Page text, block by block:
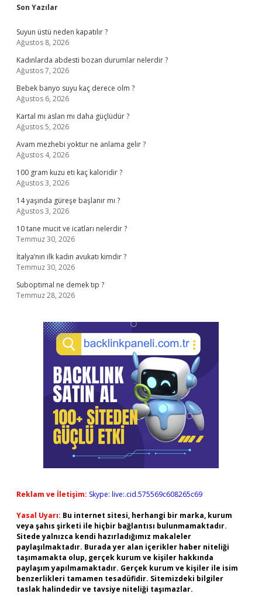
Sidebar
Son Yazılar
Suyun üstü neden kapatılır ?
Ağustos 8, 2026
Kadınlarda abdesti bozan durumlar nelerdir ?
Ağustos 7, 2026
Bebek banyo suyu kaç derece olm ?
Ağustos 6, 2026
Kartal mı aslan mı daha güçlüdür ?
Ağustos 5, 2026
Avam mezhebi yoktur ne anlama gelir ?
Ağustos 4, 2026
100 gram kuzu eti kaç kaloridir ?
Ağustos 3, 2026
14 yaşında güreşe başlanır mı ?
Ağustos 3, 2026
10 tane mucit ve icatları nelerdir ?
Temmuz 30, 2026
İtalya’nın ilk kadın avukatı kimdir ?
Temmuz 30, 2026
Suboptimal ne demek tıp ?
Temmuz 28, 2026
Reklam ve İletişim: Skype: live:.cid.575569c608265c69
Yasal Uyarı: Bu internet sitesi, herhangi bir marka, kurum
veya şahıs şirketi ile hiçbir bağlantısı bulunmamaktadır.
Sitede yalnızca kendi hazırladığımız makaleler
paylaşılmaktadır. Burada yer alan içerikler haber niteliği
taşımamakta olup, gerçek kurum ve kişiler hakkında
paylaşım yapılmamaktadır. Gerçek kurum ve kişiler ile isim
benzerlikleri tamamen tesadüfidir. Sitemizdeki bilgiler
taslak halindedir ve tavsiye niteliği taşımazlar.